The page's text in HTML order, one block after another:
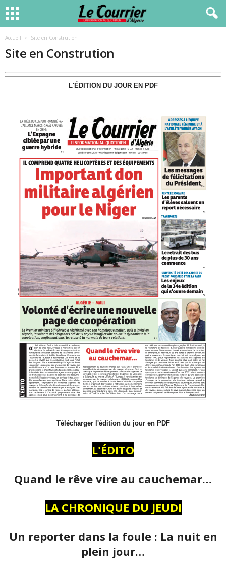
Accueil Site en Constrution
Site en Constrution
L'ÉDITION DU JOUR EN PDF
Télécharger l'édition du jour en PDF
L'ÉDITO
Quand le rêve vire au cauchemar…
LA CHRONIQUE DU JEUDI
Un reporter dans la foule : La nuit en
plein jour…